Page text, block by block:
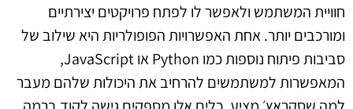
חוויית המשתמש ולאפשר לו לפתח פרויקטים יצירתיים
ומורכבים יותר. אחת האפשרויות הפופולריות היא שילוב של
סביבות פיתוח נוספות כמו Python או JavaScript,
המאפשרות למשתמשים להרחיב את היכולות שלהם מעבר